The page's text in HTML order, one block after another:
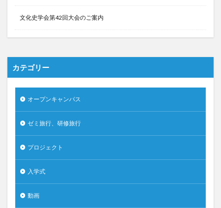
文化史学会第42回大会のご案内
カテゴリー
オープンキャンパス
ゼミ旅行、研修旅行
プロジェクト
入学式
動画